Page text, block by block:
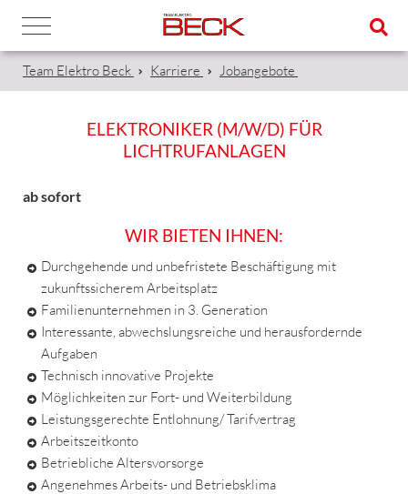
Team Elektro Beck Karriere Jobangebote
ELEKTRONIKER (M/W/D) FÜR
LICHTRUFANLAGEN
ab sofort
WIR BIETEN IHNEN:
Durchgehende und unbefristete Beschäftigung mit
zukunftssicherem Arbeitsplatz
Familienunternehmen in 3. Generation
Interessante, abwechslungsreiche und herausfordernde
Aufgaben
Technisch innovative Projekte
Möglichkeiten zur Fort- und Weiterbildung
Leistungsgerechte Entlohnung/ Tarifvertrag
Arbeitszeitkonto
Betriebliche Altersvorsorge
Angenehmes Arbeits- und Betriebsklima